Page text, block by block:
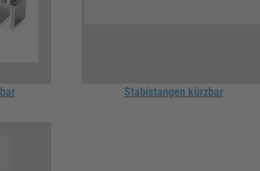
Stabistangen kürzbar